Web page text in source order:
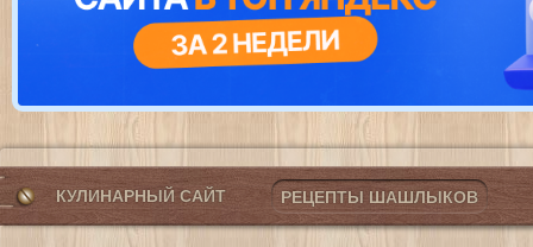
КУЛИНАРНЫЙ САЙТ РЕЦЕПТЫ ШАШЛЫКОВ